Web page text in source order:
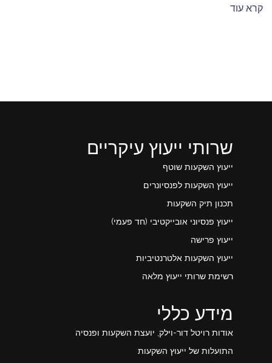
קרא עוד
שרותי ייעוץ עיקריים
ייעוץ השקעות שוטף
ייעוץ השקעות לפנסיונרים
תכנון תיק השקעות
ייעוץ פנסיוני אובייקטיבי (חד פעמי)
ייעוץ פרישה
ייעוץ השקעות אלטרנטיביות
רשימת שרותי ייעוץ מלאה
מידע כללי
אודות רויטל דור-וילק, יועצת השקעות ופנסיה
התועלות של ייעוץ השקעות